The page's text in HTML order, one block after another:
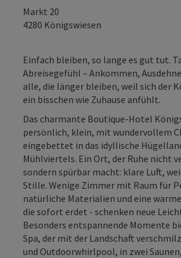
Markt 20
4280 Königswiesen
Einfach bleiben, so lange es gut tut.
Abreisegefühl – Ankommen,
alle, die länger bleiben, weil sich der
ein bisschen wie Zuhause anfühlt.
Das charmante Boutique-Hotel
persönlich, klein, mit wundervollem
eingebettet in das idyllische
Mühlviertels. Ein Ort, der Ruhe nicht
sondern spürbar macht: klare Luft,
Stille. Wenige Zimmer mit Raum für
natürliche Materialien und eine
die sofort erdet - schenken neue
Besonders entspannende Momente
Spa, der mit der Landschaft
und Outdoorwhirlpool, in zwei